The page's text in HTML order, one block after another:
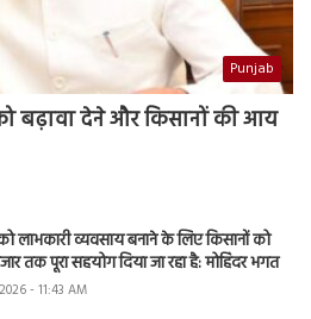
Punjab
बढ़ावा देने और किसानों की आय
लाभकारी व्यवसाय बनाने के लिए किसानों को
तक पूरा सहयोग दिया जा रहा है: मोहिंदर भगत
- 11:43 AM